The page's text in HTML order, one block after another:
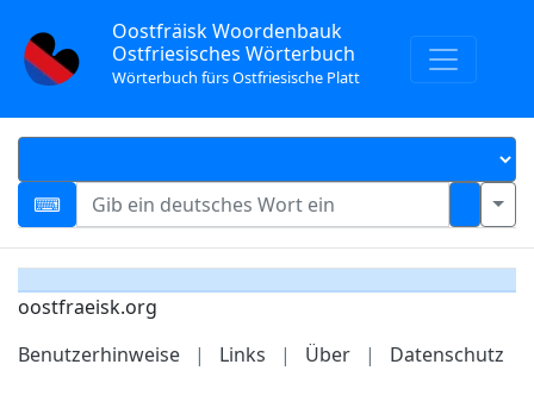
Oostfräisk Woordenbauk
Ostfriesisches Wörterbuch
Wörterbuch fürs Ostfriesische Platt
oostfraeisk.org
Benutzerhinweise
| Links | Über | Datenschutz